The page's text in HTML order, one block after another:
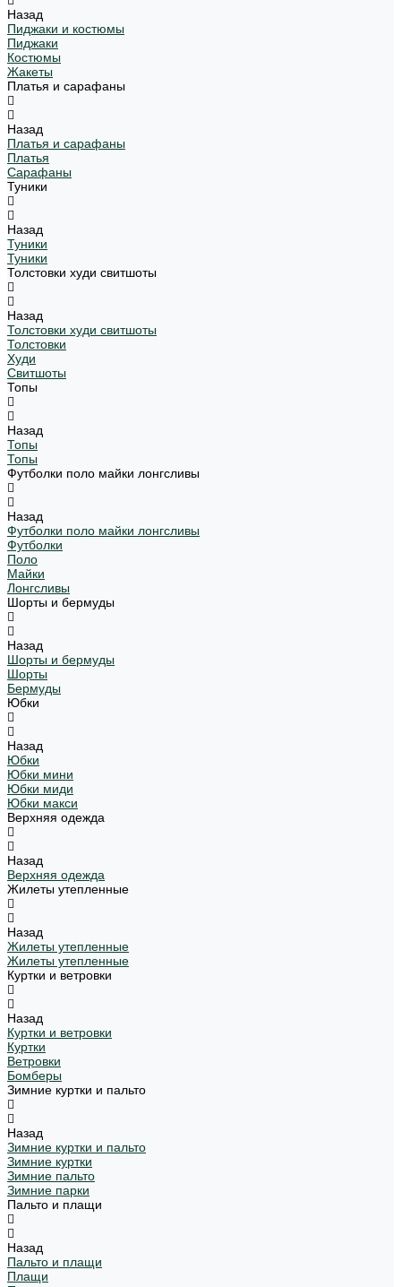
Назад
Пиджаки и костюмы
Пиджаки
Костюмы
Жакеты
Платья и сарафаны
Назад
Платья и сарафаны
Платья
Сарафаны
Туники
Назад
Туники
Туники
Толстовки худи свитшоты
Назад
Толстовки худи свитшоты
Толстовки
Худи
Свитшоты
Топы
Назад
Топы
Топы
Футболки поло майки лонгсливы
Назад
Футболки поло майки лонгсливы
Футболки
Поло
Майки
Лонгсливы
Шорты и бермуды
Назад
Шорты и бермуды
Шорты
Бермуды
Юбки
Назад
Юбки
Юбки мини
Юбки миди
Юбки макси
Верхняя одежда
Назад
Верхняя одежда
Жилеты утепленные
Назад
Жилеты утепленные
Жилеты утепленные
Куртки и ветровки
Назад
Куртки и ветровки
Куртки
Ветровки
Бомберы
Зимние куртки и пальто
Назад
Зимние куртки и пальто
Зимние куртки
Зимние пальто
Зимние парки
Пальто и плащи
Назад
Пальто и плащи
Плащи